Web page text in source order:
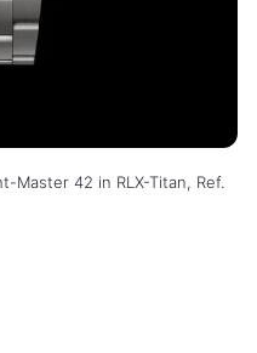
Master 42 in RLX-Titan, Ref.